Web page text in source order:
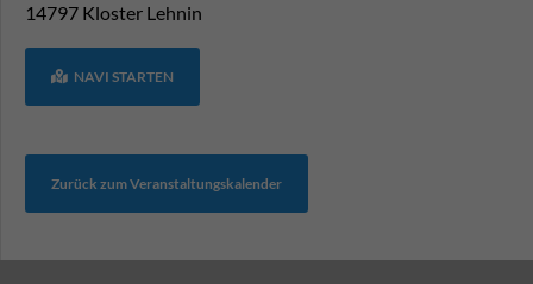
14797 Kloster Lehnin
NAVI STARTEN
Zurück zum Veranstaltungskalender